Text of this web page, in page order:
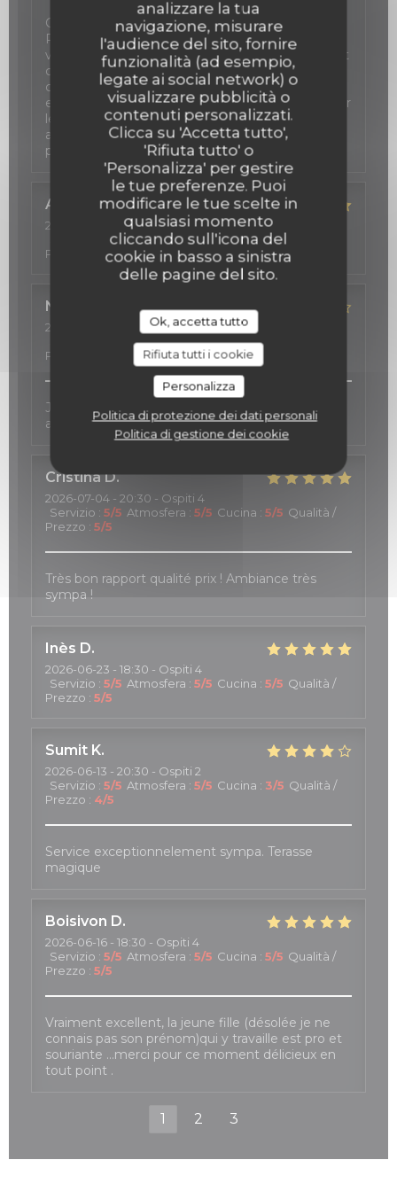
analizzare la tua
navigazione, misurare
l'audience del sito, fornire
funzionalità (ad esempio,
legate ai social network) o
visualizzare pubblicità o
contenuti personalizzati.
Clicca su 'Accetta tutto',
'Rifiuta tutto' o
'Personalizza' per gestire
le tue preferenze. Puoi
modificare le tue scelte in
qualsiasi momento
cliccando sull'icona del
cookie in basso a sinistra
delle pagine del sito.
Ok, accetta tutto
Rifiuta tutti i cookie
Personalizza
Politica di protezione dei dati personali
Politica di gestione dei cookie
C'est toujours un plaisir de passer une soirée au
P'tit Barcelone, à savourer de délicieux tapas, un
verre de sangria à la main. L'accueil est tout à fait
charmant, avec beaucoup de bienveillance en
cas de report de la réservation (un
empêchement de mes amis m'a obligé à décaler
le dîner à deux reprises). Il faut toutefois veiller à
actualiser le site, certaines formules n'étant plus
proposées. Mais c'est un détail !
Anne
2026-07-11
- 18:30 - Ospiti 3
4/5 Atmosfera : 5/5 Cucina :5/5
Prezzo
/5
Natalia
2026-07-04
- 20:00 - Ospiti 2
Atmosfera:4/5 Cucina:
Prezzo
J4ai passé un très bon moment, le personnel est
accueillant, réactif et généreux
Cristina D
2026-07-04 - 20:30 - Ospiti 4
Servizio : 5/5 Atmosfera : 5/5 Cucina : 5/5 Qualità /
Prezzo : 5/5
Très bon rapport qualité prix ! Ambiance très
sympa !
Inès D
2026-06-23 - 18:30 - Ospiti 4
Servizio : 5/5 Atmosfera : 5/5 Cucina : 5/5 Qualità /
Prezzo : 5/5
Sumit K
2026-06-13 - 20:30 - Ospiti 2
Servizio : 5/5 Atmosfera : 5/5 Cucina : 3/5 Qualità /
Prezzo : 4/5
Service exceptionnelement sympa. Terasse
magique
Boisivon D
2026-06-16 - 18:30 - Ospiti 4
Servizio : 5/5 Atmosfera : 5/5 Cucina : 5/5 Qualità /
Prezzo : 5/5
Vraiment excellent, la jeune fille (désolée je ne
connais pas son prénom)qui y travaille est pro et
souriante …merci pour ce moment délicieux en
tout point .
1 2 3